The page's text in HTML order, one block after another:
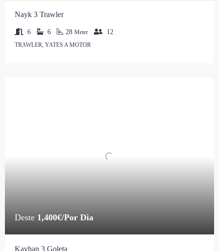
Nayk 3 Trawler
6 6 28 Meter 12
TRAWLER, YATES A MOTOR
Deste 1,400€/Por Dia
Kayhan 3 Goleta